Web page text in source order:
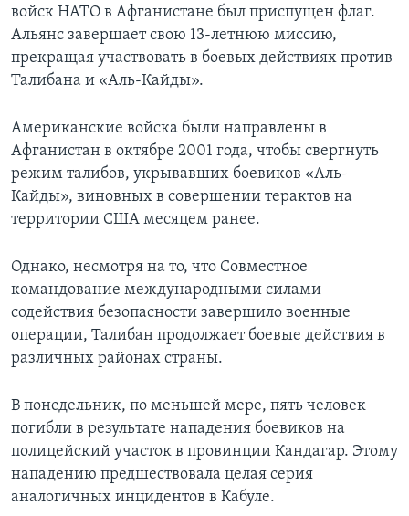
войск НАТО в Афганистане был приспущен флаг.
Альянс завершает свою 13-летнюю миссию,
прекращая участвовать в боевых действиях против
Талибана и «Аль-Кайды».
Американские войска были направлены в
Афганистан в октябре 2001 года, чтобы свергнуть
режим талибов, укрывавших боевиков «Аль-
Кайды», виновных в совершении терактов на
территории США месяцем ранее.
Однако, несмотря на то, что Совместное
командование международными силами
содействия безопасности завершило военные
операции, Талибан продолжает боевые действия в
различных районах страны.
В понедельник, по меньшей мере, пять человек
погибли в результате нападения боевиков на
полицейский участок в провинции Кандагар. Этому
нападению предшествовала целая серия
аналогичных инцидентов в Кабуле.